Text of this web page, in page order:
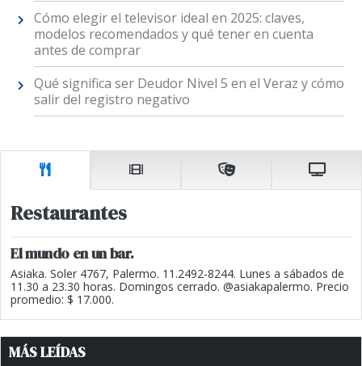
Cómo elegir el televisor ideal en 2025: claves,
modelos recomendados y qué tener en cuenta
antes de comprar
Qué significa ser Deudor Nivel 5 en el Veraz y cómo
salir del registro negativo
Restaurantes
El mundo en un bar.
Asiaka. Soler 4767, Palermo. 11.2492-8244. Lunes a sábados de
11.30 a 23.30 horas. Domingos cerrado. @asiakapalermo. Precio
promedio: $ 17.000.
MÁS LEÍDAS